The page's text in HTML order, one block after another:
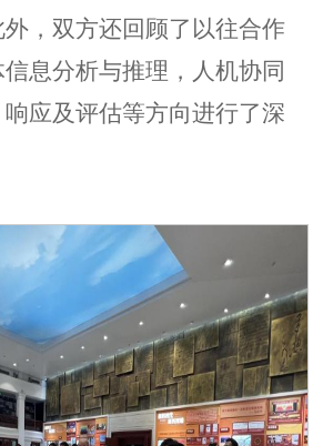
，双方还回顾了以往合作
息分析与推理，人机协同
应及评估等方向进行了深